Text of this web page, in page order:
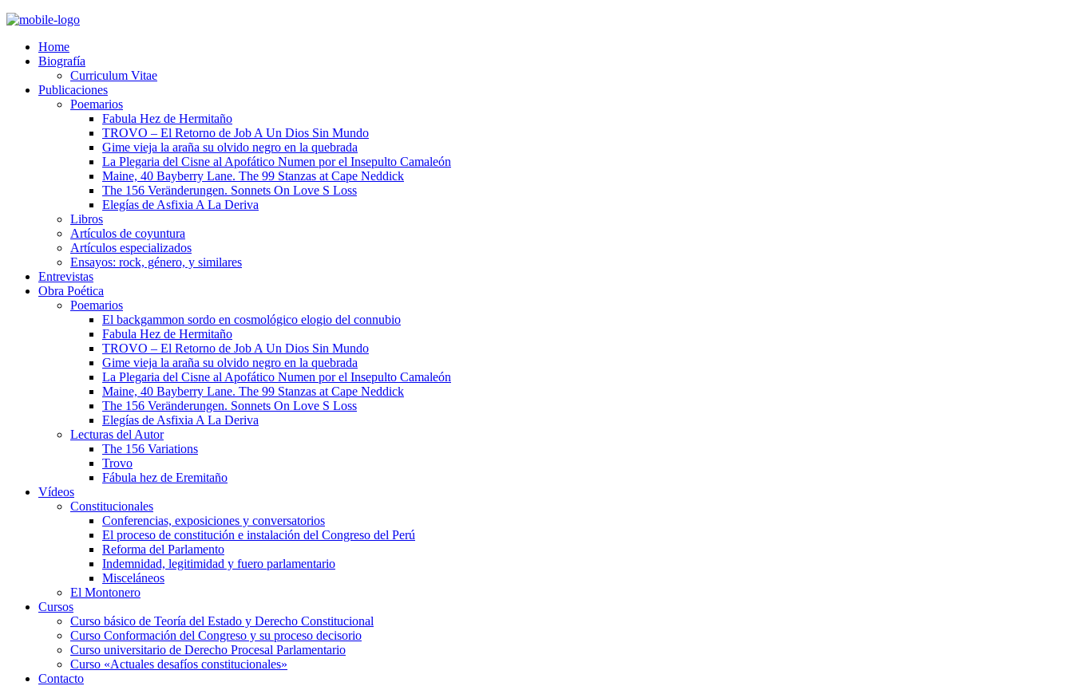
Home
Biografía
Curriculum Vitae​
Publicaciones
Poemarios
Fabula Hez de Hermitaño
TROVO – El Retorno de Job A Un Dios Sin Mundo
Gime vieja la araña su olvido negro en la quebrada
La Plegaria del Cisne al Apofático Numen por el Insepulto Camaleón
Maine, 40 Bayberry Lane. The 99 Stanzas at Cape Neddick
The 156 Veränderungen. Sonnets On Love S Loss
Elegías de Asfixia A La Deriva
Libros
Artículos de coyuntura
Artículos especializados
Ensayos: rock, género, y similares
Entrevistas
Obra Poética
Poemarios
El backgammon sordo en cosmológico elogio del connubio
Fabula Hez de Hermitaño
TROVO – El Retorno de Job A Un Dios Sin Mundo
Gime vieja la araña su olvido negro en la quebrada
La Plegaria del Cisne al Apofático Numen por el Insepulto Camaleón
Maine, 40 Bayberry Lane. The 99 Stanzas at Cape Neddick
The 156 Veränderungen. Sonnets On Love S Loss
Elegías de Asfixia A La Deriva
Lecturas del Autor
The 156 Variations
Trovo
Fábula hez de Eremitaño
Vídeos
Constitucionales
Conferencias, exposiciones y conversatorios
El proceso de constitución e instalación del Congreso del Perú
Reforma del Parlamento
Indemnidad, legitimidad y fuero parlamentario
Misceláneos
El Montonero
Cursos
Curso básico de Teoría del Estado y Derecho Constitucional
Curso Conformación del Congreso y su proceso decisorio
Curso universitario de Derecho Procesal Parlamentario
Curso «Actuales desafíos constitucionales»
Contacto